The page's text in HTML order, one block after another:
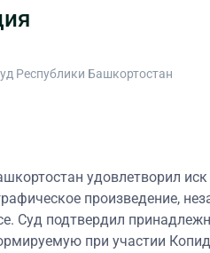
Республики Башкортостан
удовлетворил
произведение,
Суд подтвердил
при участии